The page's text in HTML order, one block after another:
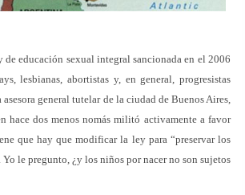
educación sexual integral sancionada en el 2006
lesbianas, abortistas y, en general, progresistas
general tutelar de la ciudad de Buenos Aires,
hace dos menos nomás militó activamente a favor
que hay que modificar la ley para “preservar los
Yo le pregunto, ¿y los niños por nacer no son sujetos